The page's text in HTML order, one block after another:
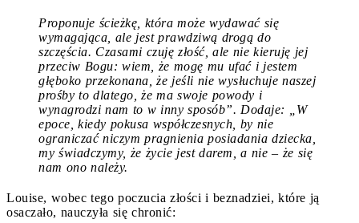
Proponuje ścieżkę, która może wydawać się
wymagająca, ale jest prawdziwą drogą do
szczęścia. Czasami czuję złość, ale nie kieruję jej
przeciw Bogu: wiem, że mogę mu ufać i jestem
głęboko przekonana, że jeśli nie wysłuchuje naszej
prośby to dlatego, że ma swoje powody i
wynagrodzi nam to w inny sposób”. Dodaje: „W
epoce, kiedy pokusa współczesnych, by nie
ograniczać niczym pragnienia posiadania dziecka,
my świadczymy, że życie jest darem, a nie – że się
nam ono należy.
Louise, wobec tego poczucia złości i beznadziei, które ją
osaczało, nauczyła się chronić: